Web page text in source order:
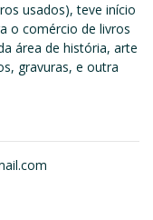
usados), teve início
o comércio de livros
área de história, arte
gravuras, e outra